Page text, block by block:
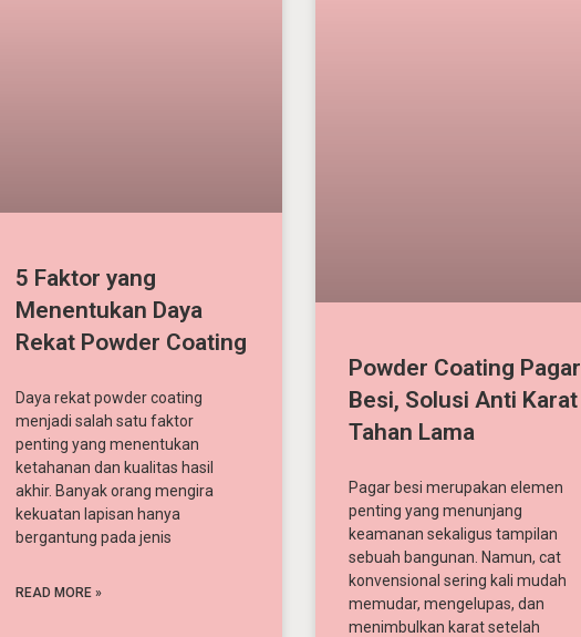
5 Faktor yang
Menentukan Daya
Rekat Powder Coating
Daya rekat powder coating
menjadi salah satu faktor
penting yang menentukan
ketahanan dan kualitas hasil
akhir. Banyak orang mengira
kekuatan lapisan hanya
bergantung pada jenis
READ MORE »
Powder Coating Pagar
Besi, Solusi Anti Karat
Tahan Lama
Pagar besi merupakan elemen
penting yang menunjang
keamanan sekaligus tampilan
sebuah bangunan. Namun, cat
konvensional sering kali mudah
memudar, mengelupas, dan
menimbulkan karat setelah